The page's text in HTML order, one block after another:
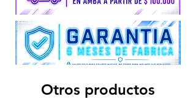
Insumos y Repuestos no cuentan con
garantía alguna.
Otros productos